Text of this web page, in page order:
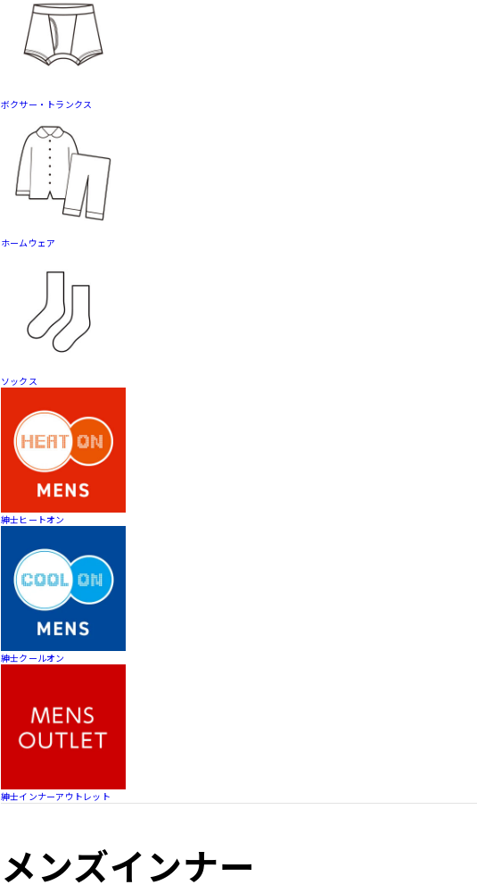
ボクサー・トランクス
ホームウェア
ソックス
紳士ヒートオン
紳士クールオン
紳士インナーアウトレット
メンズインナー